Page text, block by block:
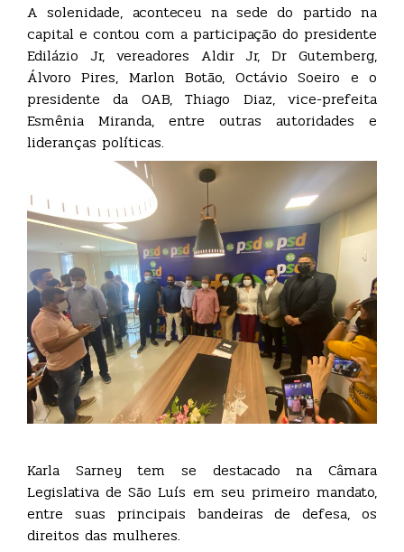
A solenidade, aconteceu na sede do partido na
capital e contou com a participação do presidente
Edilázio Jr, vereadores Aldir Jr, Dr Gutemberg,
Álvoro Pires, Marlon Botão, Octávio Soeiro e o
presidente da OAB, Thiago Diaz, vice-prefeita
Esmênia Miranda, entre outras autoridades e
lideranças políticas.
Karla Sarney tem se destacado na Câmara
Legislativa de São Luís em seu primeiro mandato,
entre suas principais bandeiras de defesa, os
direitos das mulheres.